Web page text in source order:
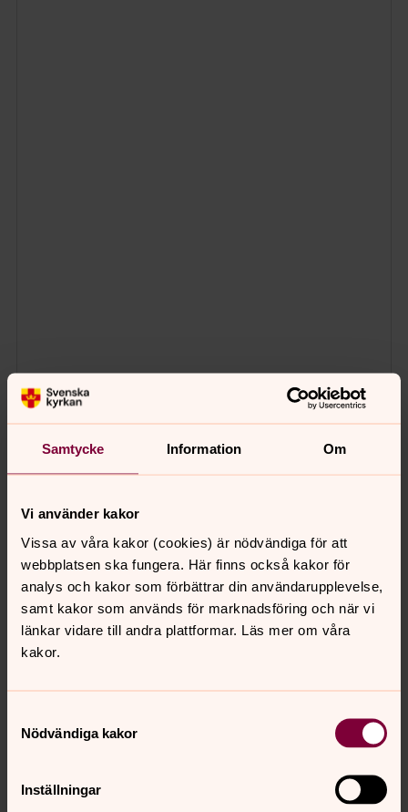
Samtycke Information Om
Vi använder kakor
Vissa av våra kakor (cookies) är nödvändiga för att
webbplatsen ska fungera. Här finns också kakor för
analys och kakor som förbättrar din användarupplevelse,
samt kakor som används för marknadsföring och när vi
länkar vidare till andra plattformar. Läs mer om våra
kakor.
Nödvändiga kakor
Inställningar